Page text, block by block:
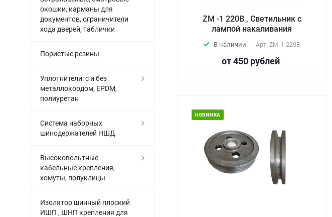
ZM -1 220В , Светильник с
лампой накаливания
В наличии Арт.ZM -1 220В
от 450 рублей
НОВИНКА
окошки, карманы для
документов, ограничители
хода дверей, таблички
Пористые резины
Уплотнители: с и без
металлокордом, EPDM,
полиуретан
Система наборных
шинодержателей НШД
Высоковольтные
кабельные крепления,
хомуты, полуклицы
Изолятор шинный плоский
ИШП , ШНП крепления для